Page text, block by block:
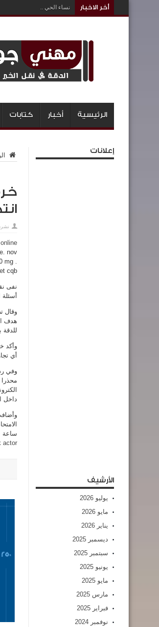
أخر الاخبار نساء الحي ..
الرئيسية أخبار كتابات
nov
mg .
cqb.
نفى
أسئلة
وقال
هدف
للدقة
وأكد
أي
وفي
محذرا
داخل
ساعة
actor
إعلانات
الأرشيف
يوليو 2026
مايو 2026
يناير 2026
ديسمبر 2025
سبتمبر 2025
يونيو 2025
مايو 2025
مارس 2025
فبراير 2025
نوفمبر 2024